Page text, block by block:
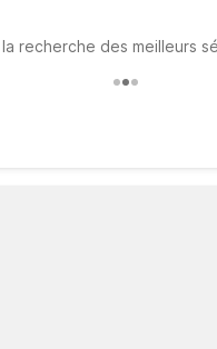
la recherche des meilleurs